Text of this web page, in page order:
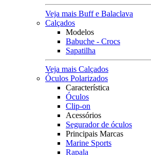
Veja mais Buff e Balaclava
Calçados
Modelos
Babuche - Crocs
Sapatilha
Veja mais Calçados
Óculos Polarizados
Característica
Óculos
Clip-on
Acessórios
Segurador de óculos
Principais Marcas
Marine Sports
Rapala